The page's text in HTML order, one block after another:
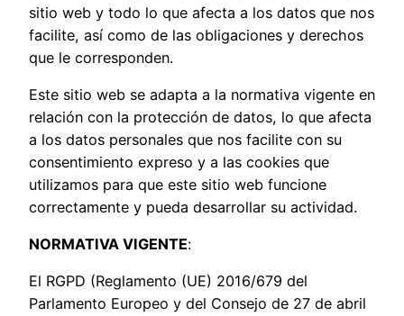
sitio web y todo lo que afecta a los datos que nos
facilite, así como de las obligaciones y derechos
que le corresponden.
Este sitio web se adapta a la normativa vigente en
relación con la protección de datos, lo que afecta
a los datos personales que nos facilite con su
consentimiento expreso y a las cookies que
utilizamos para que este sitio web funcione
correctamente y pueda desarrollar su actividad.
NORMATIVA VIGENTE:
El RGPD (Reglamento (UE) 2016/679 del
Parlamento Europeo y del Consejo de 27 de abril